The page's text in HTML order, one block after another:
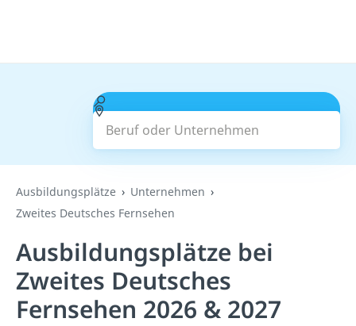
Beruf oder Unternehmen
Suchen
Ausbildungsplätze
Unternehmen
Zweites Deutsches Fernsehen
Ausbildungsplätze bei
Zweites Deutsches
Fernsehen 2026 & 2027